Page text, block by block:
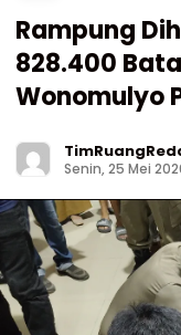
Rampung
828.400
Wonomulyo
Senin, 25 Mei